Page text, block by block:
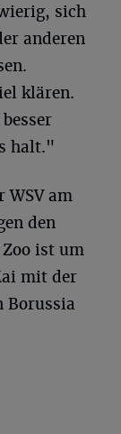
sich
anderen
klären.
halt."
WSV am
den
ist um
mit der
Borussia